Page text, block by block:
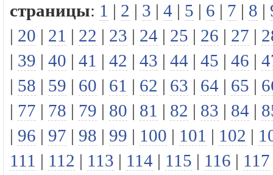
страницы: 1 | 2 | 3 | 4 | 5 | 6 | 7 | 8 |
| 20 | 21 | 22 | 23 | 24 | 25 | 26 | 27 |
| 39 | 40 | 41 | 42 | 43 | 44 | 45 | 46 |
| 58 | 59 | 60 | 61 | 62 | 63 | 64 | 65 |
| 77 | 78 | 79 | 80 | 81 | 82 | 83 | 84 |
| 96 | 97 | 98 | 99 | 100 | 101 | 102 |
111 | 112 | 113 | 114 | 115 | 116 | 117